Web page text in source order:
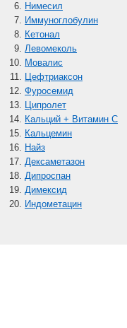
Нимесил
Иммуноглобулин
Кетонал
Левомеколь
Мовалис
Цефтриаксон
Фуросемид
Ципролет
Кальций + Витамин C
Кальцемин
Найз
Дексаметазон
Дипроспан
Димексид
Индометацин